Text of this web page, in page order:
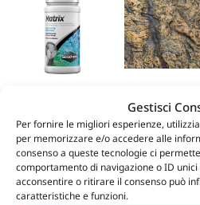
Gestisci
Per fornire le migliori esperienze,
per memorizzare e/o accedere alle
consenso a queste tecnologie ci
comportamento di navigazione o ID
acconsentire o ritirare il consenso può
caratteristiche e funzioni.
€10.20 - €24.49
Scegli
34.48
Aggiungi al